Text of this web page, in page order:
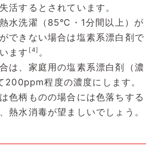
活するとされています。
水洗濯（85℃・1分間以上）が
できない場合は塩素系漂白剤で
ます [4] 。
は、家庭用の塩素系漂白剤（濃
200ppm程度の濃度にします。
色柄ものの場合には色落ちする
熱水消毒が望ましいでしょう。